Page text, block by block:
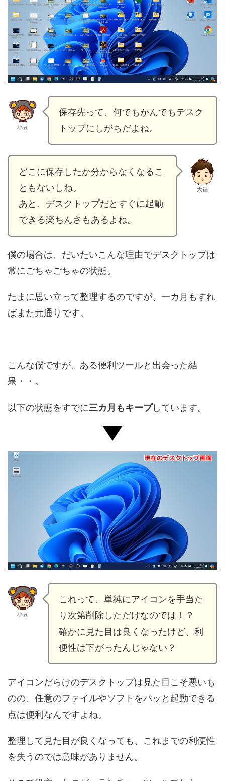
小豆
保存先って、何でもかんでもデスク
トップにしがちだよね。
どこに保存したか分からなくなるこ
ともないしね。
あと、デスクトップだとすぐに起動
できる楽ちんさもあるよね。
大福
僕の場合は、だいたいこんな理由でデスクトップは
常にごちゃごちゃの状態。
たまに思い立って整理するのですが、一カ月もすれ
ばまた元通りです。
こんな僕ですが、ある便利ツールと出会った結
果・・。
以下の状態をすでに三カ月もキープしています。
小豆
これって、単純にアイコンを手当た
り次第削除しただけなのでは！？
確かに見た目は良くなったけど、利
便性は下がったんじゃない？
アイコンだらけのデスクトップは見た目こそ悪いも
のの、任意のファイルやソフトをパッと起動できる
点は便利なんですよね。
整理して見た目が良くなっても、これまでの利便性
を失うのでは意味がありません。